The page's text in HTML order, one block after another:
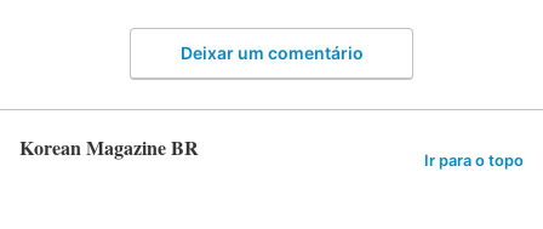
Deixar um comentário
Korean Magazine BR Ir para o topo